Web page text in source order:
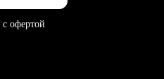
с офертой